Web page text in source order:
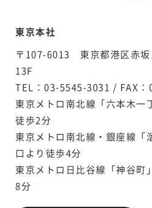
東京本社
〒107-6013 東京都港区赤
13F
TEL：03-5545-3031 / FAX：
東京メトロ南北線「六本木
徒歩2分
東京メトロ南北線・銀座線
口より徒歩4分
東京メトロ日比谷線「神谷
8分